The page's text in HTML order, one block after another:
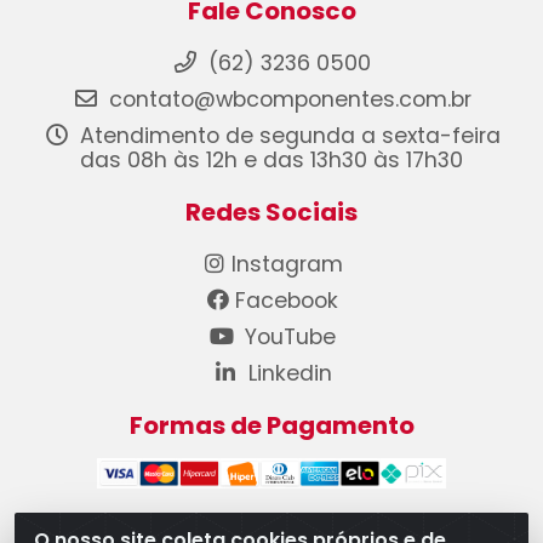
Fale Conosco
(62) 3236 0500
contato@wbcomponentes.com.br
Atendimento de segunda a sexta-feira
das 08h às 12h e das 13h30 às 17h30
Redes Sociais
Instagram
Facebook
YouTube
Linkedin
Formas de Pagamento